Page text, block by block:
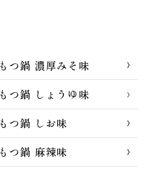
もつ鍋 濃厚みそ味
もつ鍋 しょうゆ味
もつ鍋 しお味
もつ鍋 麻辣味